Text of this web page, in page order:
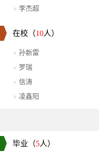
李杰超
在校（10人）
孙新雷
罗瑞
信涛
凌鑫阳
毕业（5人）